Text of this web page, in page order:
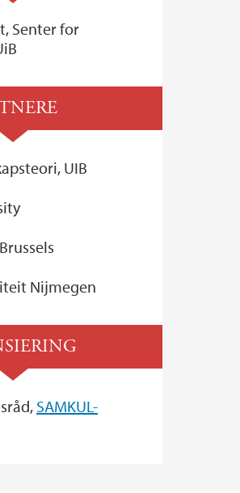
Senter for
UIB
Nijmegen
SAMKUL-